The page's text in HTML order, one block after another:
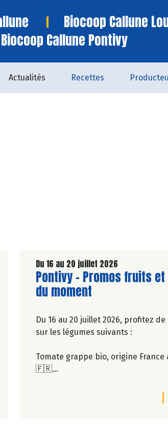
Biocoop Callune
Callune Pontivy
Actualités Recettes
PONTIVY - PROMOS FRUITS ET
Du 16 au 20 juillet 2026
Lire la suite de l'article
Pontivy - Promos fruits
du moment
Du 16 au 20 juillet 2026, profitez
sur les légumes suivants :
Tomate grappe bio, origine France
🇫🇷
France à 4,95€/le sachet de 2,5kg